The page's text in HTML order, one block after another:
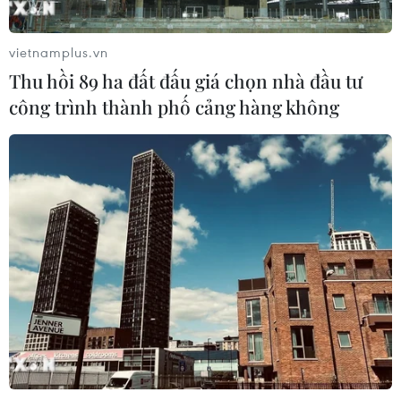
CƠ QUAN CHỦ QUẢN: THÔNG TẤN XÃ VIỆT NAM
Tổng Biên tập: TRẦN TIẾN DUẨN
Phó Tổng Biên tập: NGUYỄN THỊ TÁM, KHÚC THANH
Sở hữu trí tuệ
Quy định sử dụng
RSS
Hỗ trợ
Ngôn ngữ
Dịch vụ tin
Quảng cáo
Liên hệ
vietnamplus.vn
Thu hồi 89 ha đất đấu giá chọn nhà đầu tư
công trình thành phố cảng hàng không